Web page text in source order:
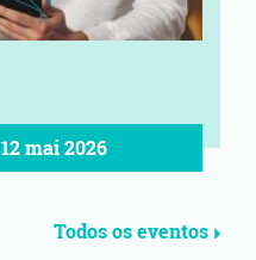
12 mai 2026
Todos os eventos